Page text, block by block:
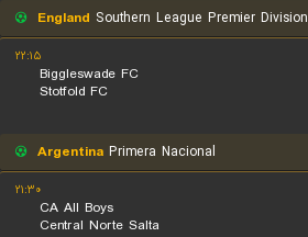
England Southern League Premier
۲۲:۱۵
Biggleswade FC
Stotfold FC
Argentina Primera Nacional
۲۱:۳۰
CA All Boys
Central Norte Salta